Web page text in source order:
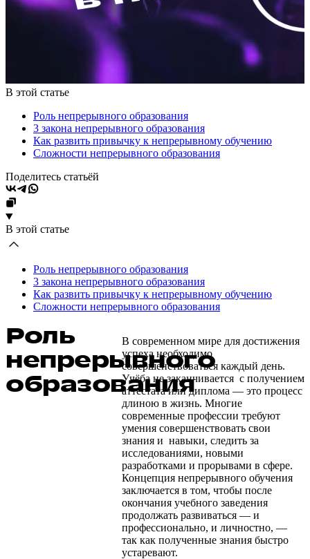
В этой статье
Роль непрерывного образования
3 закона непрерывного образования
Как развить привычку к непрерывному обучению
Сложности непрерывного образования
Поделитесь статьёй
В этой статье
Роль непрерывного образования
3 закона непрерывного образования
Как развить привычку к непрерывному обучению
Сложности непрерывного образования
Роль
непрерывного
образования
В современном мире для достижения
успеха необходимо
совершенствоваться каждый день.
Учёба не заканчивается с получением
аттестата или диплома — это процесс
длиною в жизнь. Многие
современные профессии требуют
умения совершенствовать свои
знания и навыки, следить за
исследованиями, новыми
разработками и прорывами в сфере.
Концепция непрерывного обучения
заключается в том, чтобы после
окончания учебного заведения
продолжать развиваться — и
профессионально, и личностно, —
так как полученные знания быстро
устаревают.